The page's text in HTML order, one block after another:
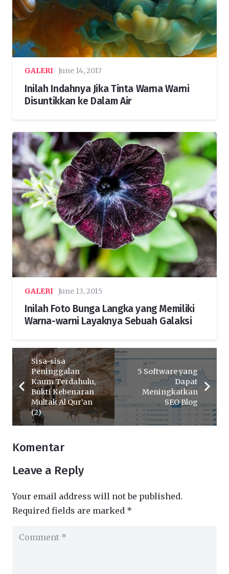
GALERI June 14, 2017
Inilah Indahnya Jika Tinta Warna Warni
Disuntikkan ke Dalam Air
GALERI June 13, 2015
Inilah Foto Bunga Langka yang Memiliki
Warna-warni Layaknya Sebuah Galaksi
Sisa-sisa
Peninggalan
Kaum Terdahulu,
Bukti Kebenaran
Multak Al Qur’an
(2)
5 Software yang
Dapat
Meningkatkan
SEO Blog
Komentar
Leave a Reply
Your email address will not be published.
Required fields are marked *